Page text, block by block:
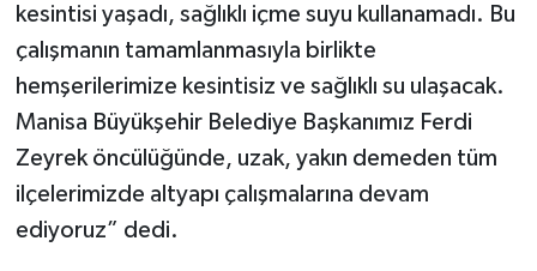
kesintisi yaşadı, sağlıklı içme suyu kullanamadı. Bu
çalışmanın tamamlanmasıyla birlikte
hemşerilerimize kesintisiz ve sağlıklı su ulaşacak.
Manisa Büyükşehir Belediye Başkanımız Ferdi
Zeyrek öncülüğünde, uzak, yakın demeden tüm
ilçelerimizde altyapı çalışmalarına devam
ediyoruz” dedi.